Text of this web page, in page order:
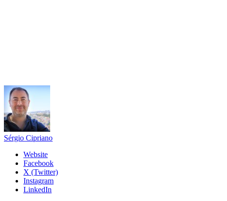
Sérgio Cipriano
Website
Facebook
X (Twitter)
Instagram
LinkedIn